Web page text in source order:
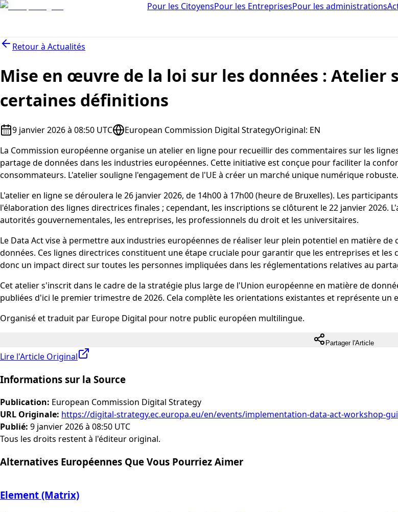
Pour les CitoyensPour les EntreprisesPour les administrations
Retour à Actualités
Mise en œuvre de la loi sur les données : Atelier
certaines définitions
9 janvier 2026 à 08:50 UTC European Commission Digital StrategyOriginal: EN
La Commission européenne organise un atelier en ligne pour recueillir des commentaires sur les
partage de données dans les industries européennes. Cette initiative est conçue pour faciliter la
consommateurs. L'atelier souligne l'engagement de l'UE à créer un marché unique numérique robuste.
L'atelier en ligne se déroulera le 26 janvier 2026, de 14h00 à 17h00 (heure de Bruxelles). Les
l'élaboration des lignes directrices finales ; cependant, les inscriptions se clôturent le 22 janvier
autorités gouvernementales, les entreprises, les professionnels du droit et les universitaires.
Le Data Act vise à permettre aux industries européennes de réaliser leur plein potentiel en matière
données. Ces lignes directrices constituent une étape cruciale pour garantir que les entreprises et
donc un impact direct sur toutes les personnes impliquées dans les réglementations relatives au
Cet atelier s'inscrit dans le cadre de la stratégie plus large de l'Union européenne en matière de
publiées d'ici le premier trimestre de 2026. Cela complète les orientations existantes et représente
Organisé et traduit par Europe Digital pour notre public européen multilingue.
Partager l'Article
Lire l'Article Original
Informations sur la Source
Publication: European Commission Digital Strategy
URL Originale: https://digital-strategy.ec.europa.eu/en/events/implementation-data-act-workshop-
Publié: 9 janvier 2026 à 08:50 UTC
Tous les droits restent à l'éditeur original.
Alternatives Européennes Que Vous Pourriez Aimer
Element (Matrix)